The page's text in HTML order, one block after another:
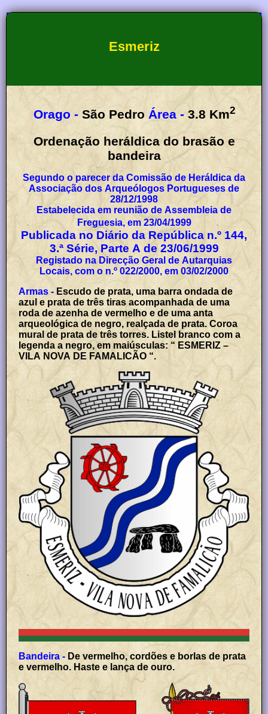
Esmeriz
Orago - São Pedro Área - 3.8 Km2
Ordenação heráldica do brasão e
bandeira
Segundo o parecer da Comissão de Heráldica da
Associação dos Arqueólogos Portugueses de
28/12/1998
Estabelecida em reunião de Assembleia de
Freguesia, em 23/04/1999
Publicada no Diário da República n.º 144,
3.ª Série, Parte A de 23/06/1999
Registado na Direcção Geral de Autarquias
Locais, com o n.º 022/2000, em 03/02/2000
Armas - Escudo de prata, uma barra ondada de
azul e prata de três tiras acompanhada de uma
roda de azenha de vermelho e de uma anta
arqueológica de negro, realçada de prata. Coroa
mural de prata de três torres. Listel branco com a
legenda a negro, em maiúsculas: “ ESMERIZ –
VILA NOVA DE FAMALICÃO “.
Bandeira - De vermelho, cordões e borlas de prata
e vermelho. Haste e lança de ouro.